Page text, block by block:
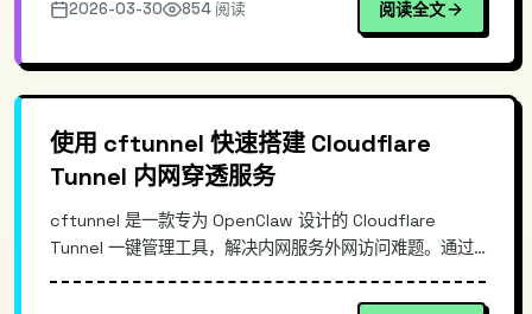
2026-03-30 854 阅读 阅读全文
使用 cftunnel 快速搭建 Cloudflare
Tunnel 内网穿透服务
cftunnel 是一款专为 OpenClaw 设计的 Cloudflare
Tunnel 一键管理工具，解决内网服务外网访问难题。通过
录，即可将本地开发环境或私有服务暴露到公网。本文深入